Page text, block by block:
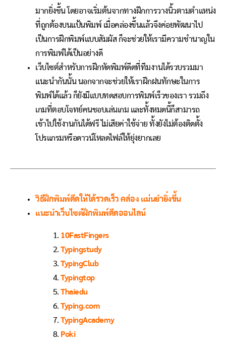
มากยิ่งขึ้น โดยอาจเริ่มต้นจากทางฝึกการวางนิ้วตามตำแหน่ง
ที่ถูกต้องบนแป้นพิมพ์ เมื่อคล่องขึ้นแล้วจึงค่อยพัฒนาไป
เป็นการฝึกพิมพ์แบบสัมผัส ก็จะช่วยให้เรามีความชำนาญใน
การพิมพ์ได้เป็นอย่างดี
เว็บไซต์สำหรับการฝึกหัดพิมพ์ดีดที่ทีมงานได้รวบรวมมา
แนะนำกันนั้น นอกจากจะช่วยให้เราฝึกฝนทักษะในการ
พิมพ์ได้แล้ว ก็ยังมีแบบทดสอบการพิมพ์เร็วของเรา รวมถึง
เกมที่ตอบโจทย์คนชอบเล่นเกม และทั้งหมดนี้ก็สามารถ
เข้าไปใช้งานกันได้ฟรี ไม่เสียค่าใช้จ่าย ทั้งยังไม่ต้องติดตั้ง
โปรแกรมหรือดาวน์โหลดไฟล์ให้ยุ่งยากเลย
วิธีฝึกพิมพ์ดีดให้ได้รวดเร็ว คล่อง แม่นยำยิ่งขึ้น
แนะนำเว็บไซต์ฝึกพิมพ์ดีดออนไลน์
10FastFingers
Typingstudy
TypingClub
Typingtop
Thaiedu
Typing.com
TypingAcademy
Poki